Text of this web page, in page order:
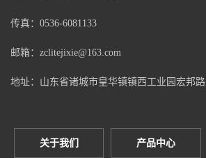
传真：0536-6081133
邮箱：zclitejixie@163.com
地址：山东省诸城市皇华镇镇西工业园宏邦路
关于我们 产品中心